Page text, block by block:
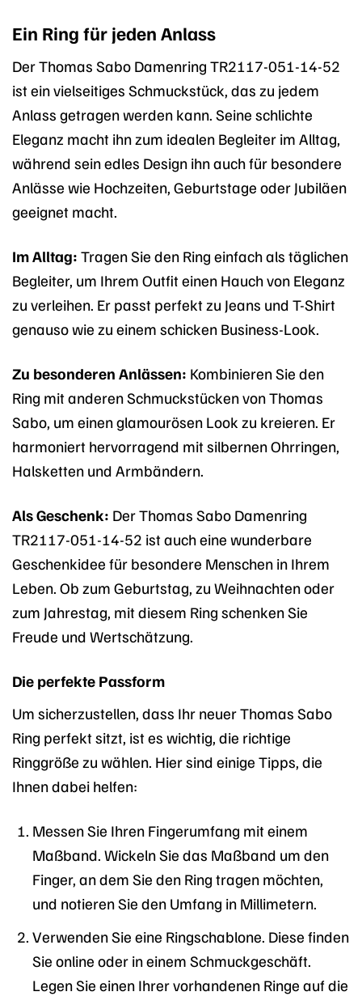
Ein Ring für jeden Anlass
Der Thomas Sabo Damenring TR2117-051-14-52
ist ein vielseitiges Schmuckstück, das zu jedem
Anlass getragen werden kann. Seine schlichte
Eleganz macht ihn zum idealen Begleiter im Alltag,
während sein edles Design ihn auch für besondere
Anlässe wie Hochzeiten, Geburtstage oder Jubiläen
geeignet macht.
Im Alltag: Tragen Sie den Ring einfach als täglichen
Begleiter, um Ihrem Outfit einen Hauch von Eleganz
zu verleihen. Er passt perfekt zu Jeans und T-Shirt
genauso wie zu einem schicken Business-Look.
Zu besonderen Anlässen: Kombinieren Sie den
Ring mit anderen Schmuckstücken von Thomas
Sabo, um einen glamourösen Look zu kreieren. Er
harmoniert hervorragend mit silbernen Ohrringen,
Halsketten und Armbändern.
Als Geschenk: Der Thomas Sabo Damenring
TR2117-051-14-52 ist auch eine wunderbare
Geschenkidee für besondere Menschen in Ihrem
Leben. Ob zum Geburtstag, zu Weihnachten oder
zum Jahrestag, mit diesem Ring schenken Sie
Freude und Wertschätzung.
Die perfekte Passform
Um sicherzustellen, dass Ihr neuer Thomas Sabo
Ring perfekt sitzt, ist es wichtig, die richtige
Ringgröße zu wählen. Hier sind einige Tipps, die
Ihnen dabei helfen:
Messen Sie Ihren Fingerumfang mit einem
Maßband. Wickeln Sie das Maßband um den
Finger, an dem Sie den Ring tragen möchten,
und notieren Sie den Umfang in Millimetern.
Verwenden Sie eine Ringschablone. Diese finden
Sie online oder in einem Schmuckgeschäft.
Legen Sie einen Ihrer vorhandenen Ringe auf die